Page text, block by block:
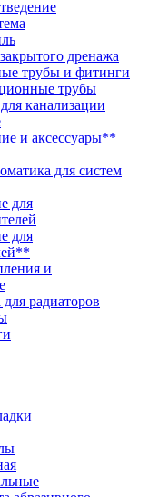
дренажа
трубы и фитинги
трубы
канализации
и аксессуары**
для систем
для
для
и
радиаторов